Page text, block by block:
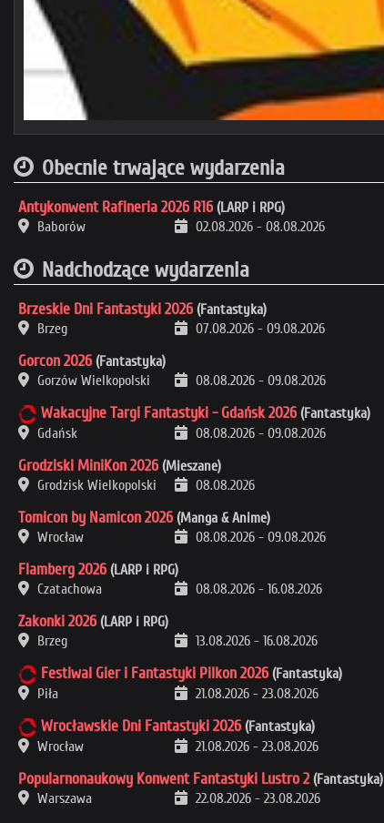
Obecnie trwające wydarzenia
Antykonwent Rafineria 2026 R16 (LARP i RPG)
Baborów
02.08.2026 - 08.08.2026
Nadchodzące wydarzenia
Brzeskie Dni Fantastyki 2026 (Fantastyka)
Brzeg
07.08.2026 - 09.08.2026
Gorcon 2026 (Fantastyka)
Gorzów Wielkopolski
08.08.2026 - 09.08.2026
Wakacyjne Targi Fantastyki - Gdańsk 2026 (Fantastyka)
Gdańsk
08.08.2026 - 09.08.2026
Grodziski MiniKon 2026 (Mieszane)
Grodzisk Wielkopolski
08.08.2026
Tomicon by Namicon 2026 (Manga & Anime)
Wrocław
08.08.2026 - 09.08.2026
Flamberg 2026 (LARP i RPG)
Czatachowa
08.08.2026 - 16.08.2026
Zakonki 2026 (LARP i RPG)
Brzeg
13.08.2026 - 16.08.2026
Festiwal Gier i Fantastyki Pilkon 2026 (Fantastyka)
Piła
21.08.2026 - 23.08.2026
Wrocławskie Dni Fantastyki 2026 (Fantastyka)
Wrocław
21.08.2026 - 23.08.2026
Popularnonaukowy Konwent Fantastyki Lustro 2 (Fantastyka)
Warszawa
22.08.2026 - 23.08.2026